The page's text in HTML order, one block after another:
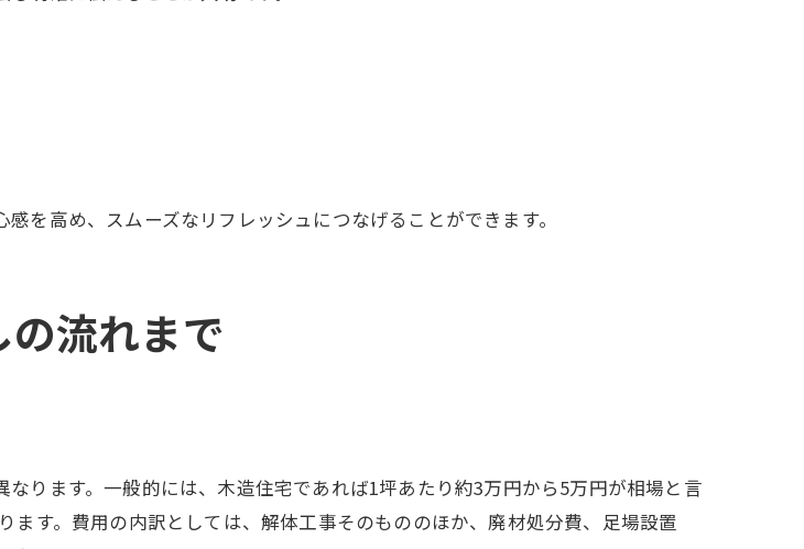
を高め、スムーズなリフレッシュにつなげることができます。
流れまで
ります。一般的には、木造住宅であれば1坪あたり約3万円から5万円が相場と言
す。費用の内訳としては、解体工事そのもののほか、廃材処分費、足場設置